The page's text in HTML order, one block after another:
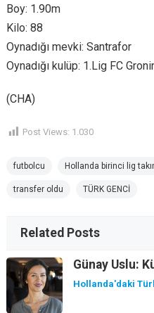
Boy: 1.90m
Kilo: 88
Oynadığı mevki: Santrafor
Oynadığı kulüp: 1.Lig FC
(CHA)
Post Views: 1.030
futbolcu Hollanda birinci lig
transfer oldu TÜRK GENCİ
Related Posts
Günay Uslu:
Hollanda'daki